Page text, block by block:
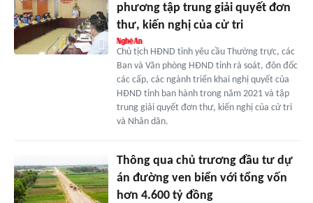
phương tập trung giải quyết đơn
thư, kiến nghị của cử tri
Chủ tịch HĐND tỉnh yêu cầu Thường trực, các
Ban và Văn phòng HĐND tỉnh rà soát, đôn đốc
các cấp, các ngành triển khai nghị quyết của
HĐND tỉnh ban hành trong năm 2021 và tập
trung giải quyết đơn thư, kiến nghị của cử tri
và Nhân dân.
Thông qua chủ trương đầu tư dự
án đường ven biển với tổng vốn
hơn 4.600 tỷ đồng